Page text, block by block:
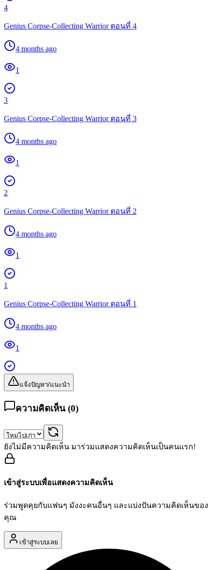
4
Genius Corpse-Collecting Warrior ตอนที่ 4
4 months ago
1
3
Genius Corpse-Collecting Warrior ตอนที่ 3
4 months ago
1
2
Genius Corpse-Collecting Warrior ตอนที่ 2
4 months ago
1
1
Genius Corpse-Collecting Warrior ตอนที่ 1
4 months ago
1
แจ้งปัญหา/แนะนำ
ความคิดเห็น (0)
ยังไม่มีความคิดเห็น มาร่วมแสดงความคิดเห็นเป็นคนแรก!
เข้าสู่ระบบเพื่อแสดงความคิดเห็น
ร่วมพูดคุยกับแฟนๆ มังงะคนอื่นๆ และแบ่งปันความคิดเห็นของ
คุณ
เข้าสู่ระบบเลย